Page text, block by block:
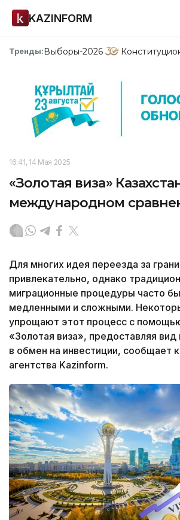
KAZINFORM
Тренды:Выборы-2026
16:41, 14 Мая 2025
«Золотая виза»
международном
Для многих идея переезда за
привлекательно, однако
миграционные процедуры часто
медленными и сложными.
упрощают этот процесс с
«Золотая виза», предоставляя
в обмен на инвестиции, сообщает
агентства Kazinform.